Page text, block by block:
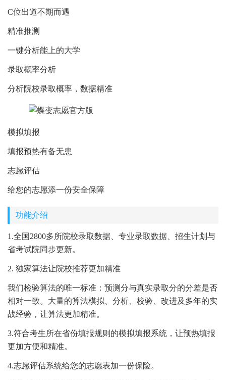
C位出道不期而遇
精准推测
一键分析能上的大学
录取概率分析
分析院校录取概率，数据精准
模拟填报
填报预热有备无患
志愿评估
给您的志愿添一份安全保障
功能介绍
1.全国2800多所院校录取数据、专业录取数据、招生计划与
省考试院同步更新。
2. 独家算法让院校推荐更加精准
我们检验算法的唯一标准：预测分与真实录取分的分差是否
相对一致。大量的算法模拟、分析、校验、改进及多年的实
战经验，让算法更加精准。
3.符合考生所在省份填报规则的模拟填报系统，让预热填报
更加方便和精准。
4.志愿评估系统给您的志愿表加一份保险。